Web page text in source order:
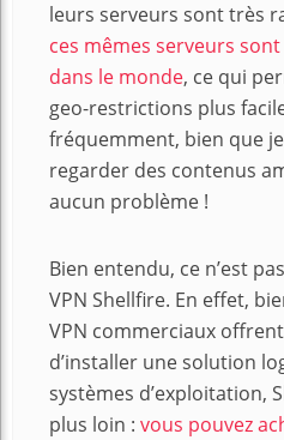
leurs serveurs sont très
ces mêmes serveurs
dans le monde, ce qui
geo-restrictions plus
fréquemment, bien que
regarder des contenus
aucun problème !
Bien entendu, ce n’est
VPN Shellfire. En effet,
VPN commerciaux
d’installer une solution
systèmes d’exploitation,
plus loin : vous pouvez